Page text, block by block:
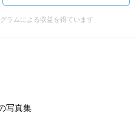
ラムによる収益を得ています
写真集